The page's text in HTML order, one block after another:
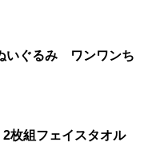
いぐるみ ワンワンち
枚組フェイスタオル